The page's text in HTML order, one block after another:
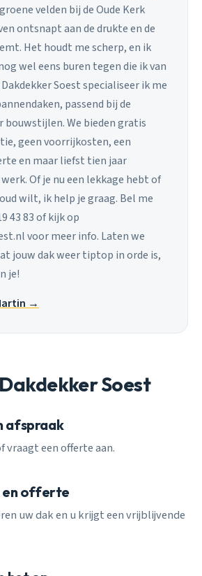
velden bij de Oude Kerk
ontsnapt aan de drukte en de
Het houdt me scherp, en ik
wel eens buren tegen die ik van
Soest specialiseer ik me
passend bij de
bouwstijlen. We bieden gratis
geen voorrijkosten, een
en maar liefst tien jaar
Of je nu een lekkage hebt of
wilt, ik help je graag. Bel me
43 83 of kijk op
voor meer info. Laten we
jouw dak weer tiptop in orde is,
je!
→
Soest
afspraak
vraagt een offerte aan.
en offerte
uw dak en u krijgt een vrijblijvende